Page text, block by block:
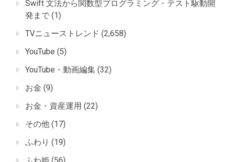
Swift 文法から関数型プログラミング・テスト駆動開
発まで (1)
TVニューストレンド (2,658)
YouTube (5)
YouTube・動画編集 (32)
お金 (9)
お金・資産運用 (22)
その他 (17)
ふわり (19)